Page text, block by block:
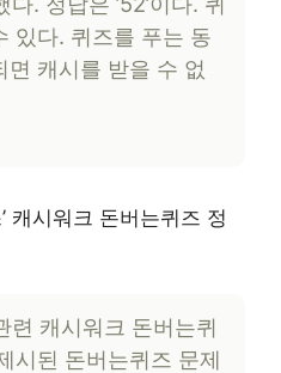
있다. 퀴즈를 푸는 동
캐시를 받을 수 없
캐시워크 돈버는퀴즈 정
련 캐시워크 돈버는퀴
시된 돈버는퀴즈 문제